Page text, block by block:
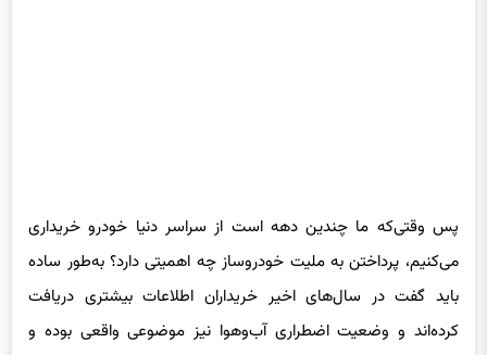
می‌کنیم، پرداختن به ملیت خودروساز چه اهمیتی دارد؟ به‌طور ساده
باید گفت در سال‌های اخیر خریداران اطلاعات بیشتری دریافت
کرده‌اند و وضعیت اضطراری آب‌وهوا نیز موضوعی واقعی بوده و
فعالان اجتماعی نیز آگاه‌تر از هر زمان دیگری هستند. به همین خاطر